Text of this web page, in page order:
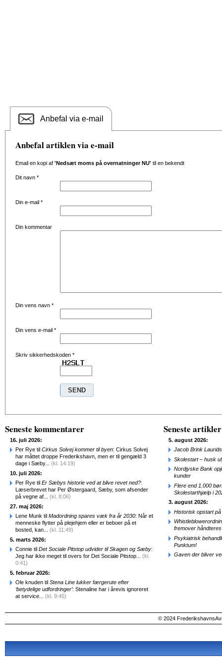
Anbefal via e-mail
Anbefal artiklen via e-mail
Email en kopi af 'Nedsæt moms på overnatninger NU' til en bekendt
Dit navn *
Din e-mail *
Din kommentar
Din vens navn *
Din vens e-mail *
Skriv sikkerhedskoden *
Seneste kommentarer
16. juli 2026:
Per Rye til Cirkus Solvej kommer til byen: Cirkus Solvej
har måttet droppe Frederikshavn, men er til gengæld 3
dage i Sæby... (kl. 14:19)
10. juli 2026:
Per Rye til Er Sæbys historie ved at blive revet ned?:
Læserbrevet har Per Østergaard, Sæby, som afsender
på vegne af... (kl. 8:06)
27. maj 2026:
Lene Munk til Madordning spares væk fra år 2030: Når et
menneske flytter på plejehjem eller er beboer på et
bosted, kan... (kl. 11:49)
5. marts 2026:
Connie til Det Sociale Pitstop udvider til Skagen og Sæby:
Jeg har ikke meget til overs for Det Sociale Pitstop... (kl.
0:41)
5. februar 2026:
Ole knuden til Stena Line lukker færgerute efter
‘betydelige udfordringer’: Stenaline har i årevis ignoreret
at service... (kl. 9:45)
Seneste artikler
5. august 2026:
Jacob Brink
Skolestart – husk
Nordjyske Bank
kunder
Flere end 1.000
Skolestarthjælp i
3. august 2026:
Historisk opstart
fremover
Psykiatrisk
Punktum!
Gaven der bliver
© 2024